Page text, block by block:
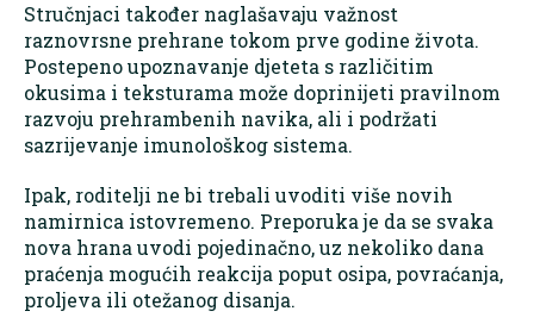
Stručnjaci također naglašavaju važnost
raznovrsne prehrane tokom prve godine života.
Postepeno upoznavanje djeteta s različitim
okusima i teksturama može doprinijeti pravilnom
razvoju prehrambenih navika, ali i podržati
sazrijevanje imunološkog sistema.
Ipak, roditelji ne bi trebali uvoditi više novih
namirnica istovremeno. Preporuka je da se svaka
nova hrana uvodi pojedinačno, uz nekoliko dana
praćenja mogućih reakcija poput osipa, povraćanja,
proljeva ili otežanog disanja.